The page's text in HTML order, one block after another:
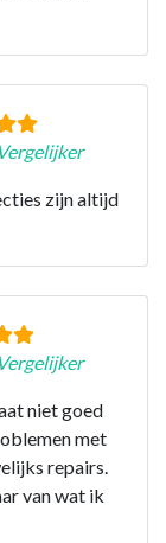
zijn altijd
niet goed
met
repairs.
van wat ik